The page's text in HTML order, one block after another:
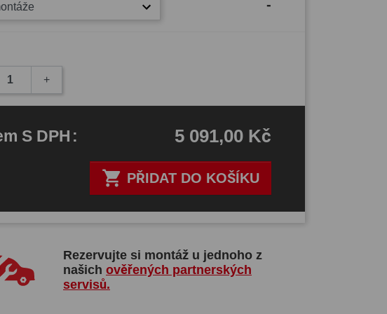
-
+
 PŘIDAT DO KOŠÍKU
S DPH: 5 091,00 Kč
Rezervujte si montáž u jednoho z
našich ověřených partnerských
servisů.